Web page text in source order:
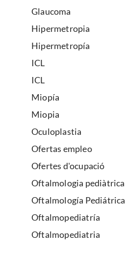
Glaucoma
Hipermetropia
Hipermetropía
ICL
ICL
Miopía
Miopia
Oculoplastia
Ofertas empleo
Ofertes d'ocupació
Oftalmologia pediàtrica
Oftalmología Pediátrica
Oftalmopediatría
Oftalmopediatria